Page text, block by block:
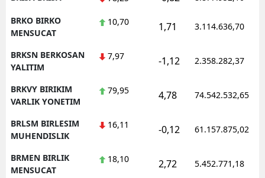
BRKO BIRKO
MENSUCAT
10,70 1,71 3.114.636,70
BRKSN BERKOSAN
YALITIM
7,97 -1,12 2.358.282,37
BRKVY BIRIKIM
VARLIK YONETIM
79,95 4,78 74.542.532,65
BRLSM BIRLESIM
MUHENDISLIK
16,11 -0,12 61.157.875,02
BRMEN BIRLIK
MENSUCAT
18,10 2,72 5.452.771,18